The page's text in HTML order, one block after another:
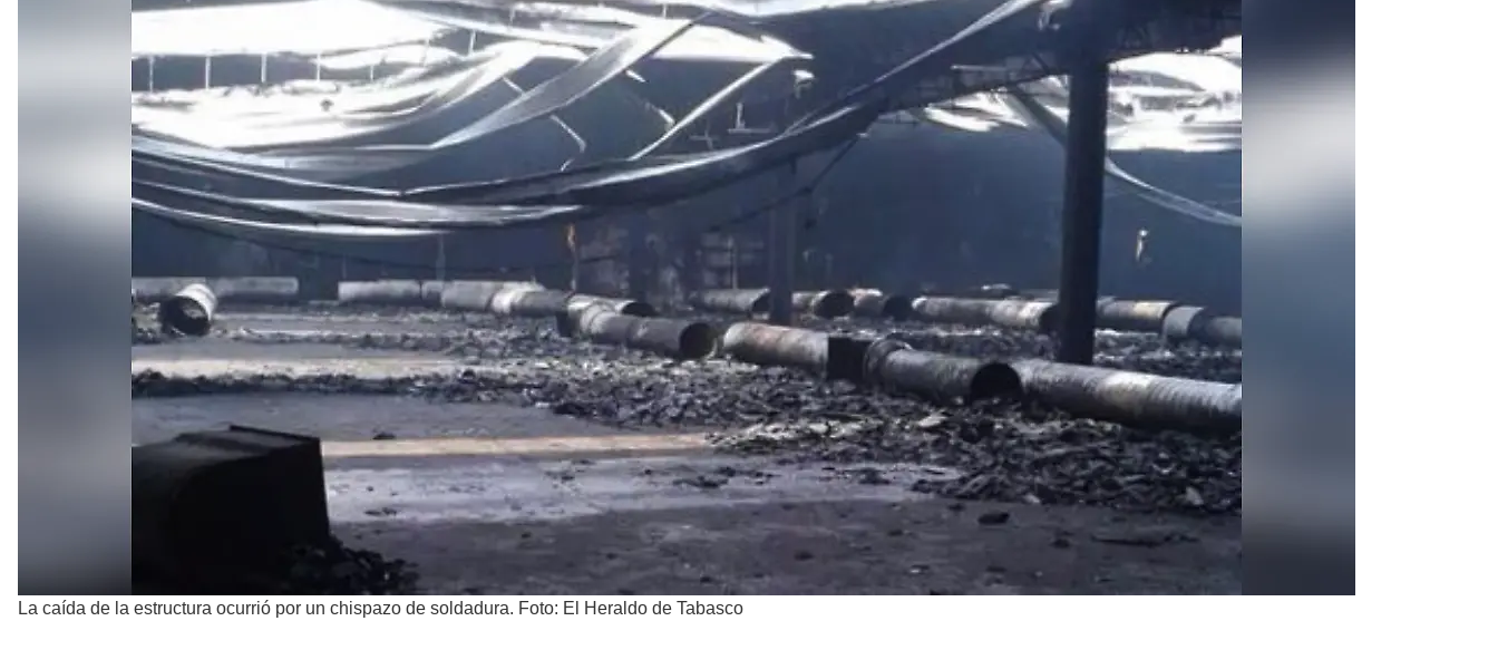
La caída de la estructura ocurrió por un chispazo de soldadura. Foto: El Heraldo de Tabasco